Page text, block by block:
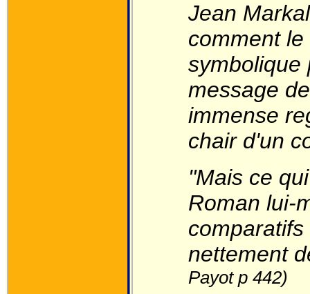
Jean
comment
symbolique
message
immense
chair d'un
"Mais ce
Roman lui-
nettement
Payot p 442)